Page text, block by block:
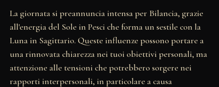
La giornata si preannuncia intensa per Bilancia, grazie
all'energia del Sole in Pesci che forma un sestile con la
Luna in Sagittario. Queste influenze possono portare a
una rinnovata chiarezza nei tuoi obiettivi personali, ma
attenzione alle tensioni che potrebbero sorgere nei
rapporti interpersonali, in particolare a causa